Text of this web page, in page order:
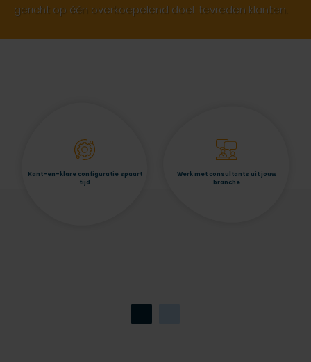
gericht op één overkoepelend doel: tevreden klanten.
Kant-en-klare configuratie spaart
tijd
Werk met consultants uit jouw
branche